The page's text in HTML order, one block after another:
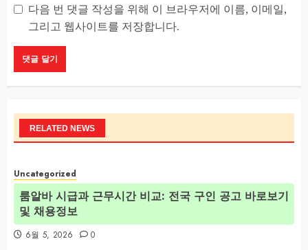
다음 번 댓글 작성을 위해 이 브라우저에 이름, 이메일,
그리고 웹사이트를 저장합니다.
RELATED NEWS
Uncategorized
룸알바 시급과 근무시간 비교: 전국 구인 공고 바로보기
및 채용정보
6월 5, 2026 0